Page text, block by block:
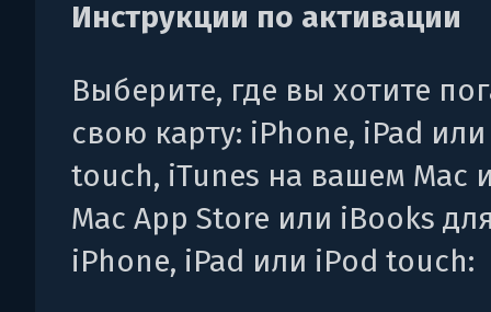
Инструкции по активации
Выберите, где вы хотите
свою карту: iPhone, iPad
touch, iTunes на вашем Mac
Mac App Store или iBooks
iPhone, iPad или iPod touch: